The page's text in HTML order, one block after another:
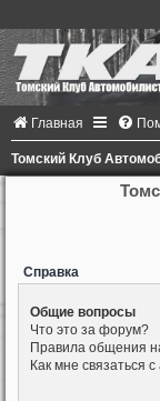
Главная
Томский Клуб
Справка
Общие вопросы
Что это за форум?
Правила общения
Как мне связаться